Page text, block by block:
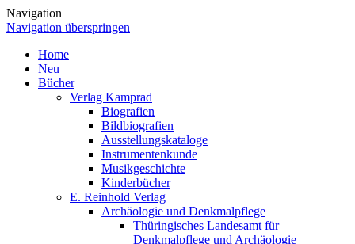
Navigation
Navigation überspringen
Home
Neu
Bücher
Verlag Kamprad
Biografien
Bildbiografien
Ausstellungskataloge
Instrumentenkunde
Musikgeschichte
Kinderbücher
E. Reinhold Verlag
Archäologie und Denkmalpflege
Thüringisches Landesamt für
Denkmalpflege und Archäologie